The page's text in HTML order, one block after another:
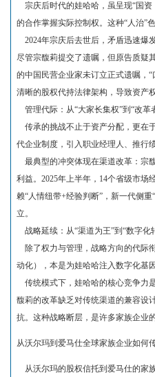
宗庆后时代的娃哈哈，虽呈现“国资
的合作掌握实际控制权。这种“人治”
2024年宗庆后去世后，矛盾迅速爆
尽管宗馥莉提交了遗嘱，但原告质疑
的中国民营企业家未订立正式遗嘱，
清晰的股权代持法律架构，导致资产
管理代际：从“大家长集权”到“改革
传承的挑战不止于资产分配，更在
代企业制度，引入职业经理人、推行
最典型的冲突体现在渠道改革：宗
利益。2025年上半年，14个省级市
赖“人情纽带+经验判断”，新一代侧
立。
战略延续：从“渠道为王”到“数字化
除了权力与管理，战略方向的代际
动化），本是为娃哈哈注入数字化基
传统模式下，娃哈哈的核心竞争力
馥莉的改革缺乏对传统渠道的兼容设
抗。这种战略断层，是许多家族企业
从沃尔玛到爱马仕全球家族企业如何
从沃尔玛的股权信托到爱马仕的家